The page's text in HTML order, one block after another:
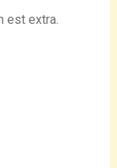
est extra.